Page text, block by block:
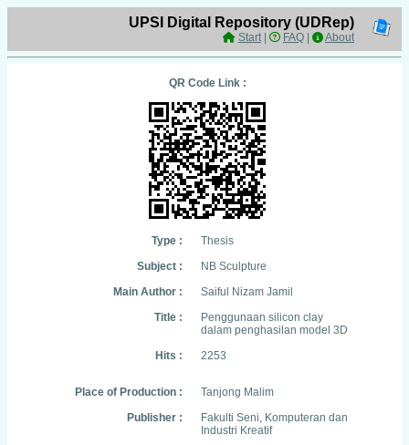
UPSI Digital Repository (UDRep)
Start| FAQ About
QR Code Link :
Type :
Thesis
Subject :
NB Sculpture
Main Author :
Saiful Nizam Jamil
Title :
Penggunaan silicon clay
dalam penghasilan model 3D
Hits :
2253
Place of Production :
Tanjong Malim
Publisher :
Fakulti Seni, Komputeran dan
Industri Kreatif